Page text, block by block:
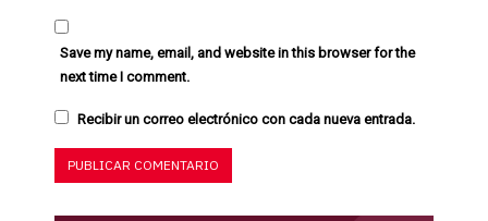
Save my name, email, and website in this browser for the
next time I comment.
Recibir un correo electrónico con cada nueva entrada.